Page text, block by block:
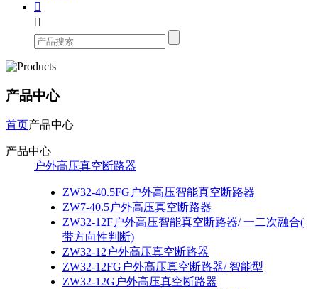


产品中心
首页产品中心
产品中心
户外高压真空断路器
ZW32-40.5FG户外高压智能真空断路器
ZW7-40.5户外高压真空断路器
ZW32-12F户外高压智能真空断路器/ 一二次融合(
带方向性判断)
ZW32-12户外高压真空断路器
ZW32-12FG户外高压真空断路器/ 智能型
ZW32-12G户外高压真空断路器